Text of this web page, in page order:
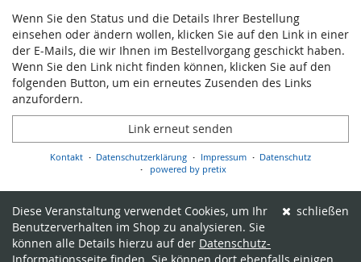
Wenn Sie den Status und die Details Ihrer Bestellung
einsehen oder ändern wollen, klicken Sie auf den Link in einer
der E-Mails, die wir Ihnen im Bestellvorgang geschickt haben.
Wenn Sie den Link nicht finden können, klicken Sie auf den
folgenden Button, um ein erneutes Zusenden des Links
anzufordern.
Link erneut senden
Kontakt Datenschutzerklärung Impressum
Datenschutz
powered by pretix
schließen
Diese Veranstaltung verwendet Cookies, um Ihr
Benutzerverhalten im Shop zu analysieren. Sie
können alle Details hierzu auf der Datenschutz-